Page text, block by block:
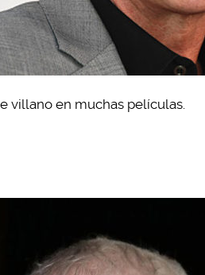
villano en muchas películas.